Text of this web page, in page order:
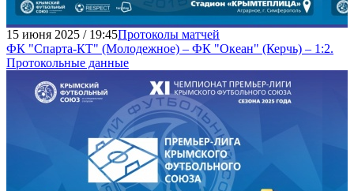
15 июня 2025 / 19:45Протоколы матчей
ФК "Спарта-КТ" (Молодежное) – ФК "Океан" (Керчь) – 1:2.
Протокольные данные